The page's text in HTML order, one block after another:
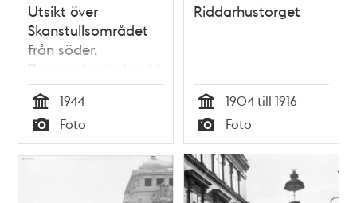
Utsikt över
Skanstullsområdet
från söder.
Byggnadsarbete vid
Hammarby Sluss
Tid
1944
Typ
Foto
Riddarhustorget
Tid
1904 till 1916
Typ
Foto